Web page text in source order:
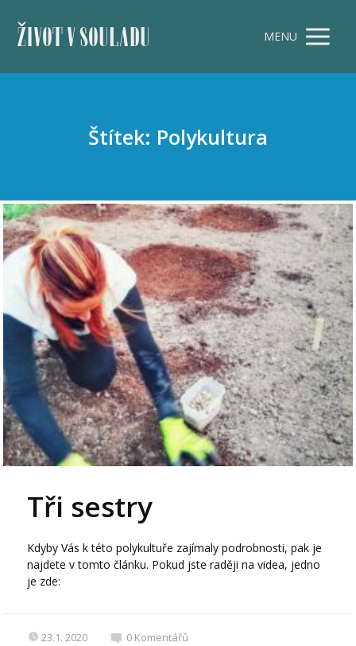
ŽIVOT V SOULADU MENU
Štítek: Polykultura
Tři sestry
Kdyby Vás k této polykultuře zajímaly podrobnosti, pak je
najdete v tomto článku. Pokud jste raději na videa, jedno
je zde:
23.1. 2020 0 Komentářů